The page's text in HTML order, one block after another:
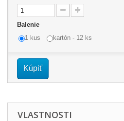
Balenie
1 kus
kartón - 12 ks
Kúpiť
VLASTNOSTI